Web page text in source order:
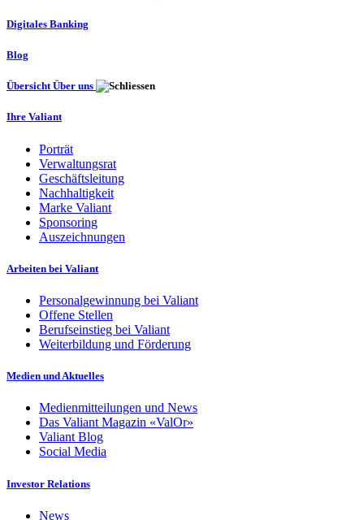
Digitales Banking
Blog
Übersicht Über uns
Ihre Valiant
Porträt
Verwaltungsrat
Geschäftsleitung
Nachhaltigkeit
Marke Valiant
Sponsoring
Auszeichnungen
Arbeiten bei Valiant
Personalgewinnung bei Valiant
Offene Stellen
Berufseinstieg bei Valiant
Weiterbildung und Förderung
Medien und Aktuelles
Medienmitteilungen und News
Das Valiant Magazin «ValOr»
Valiant Blog
Social Media
Investor Relations
News